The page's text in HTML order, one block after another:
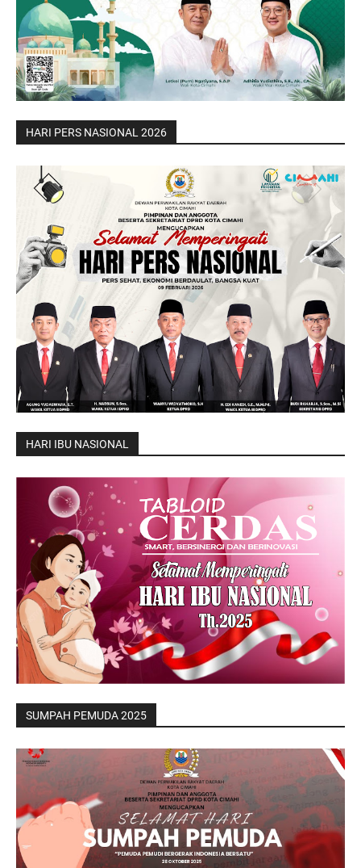
HARI PERS NASIONAL 2026
HARI IBU NASIONAL
SUMPAH PEMUDA 2025